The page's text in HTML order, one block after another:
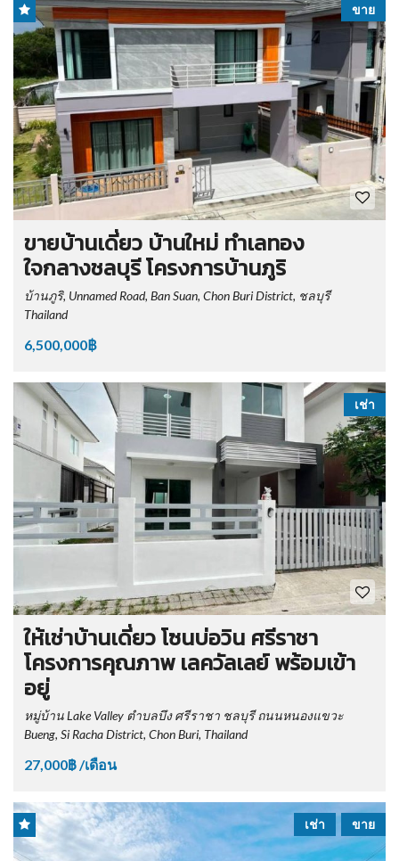
ขาย
ขายบ้านเดี่ยว บ้านใหม่ ทำเลทอง
ใจกลางชลบุรี โครงการบ้านภูริ
บ้านภูริ, Unnamed Road, Ban Suan, Chon Buri District, ชลบุรี
Thailand
6,500,000฿
เช่า
ให้เช่าบ้านเดี่ยว โซนบ่อวิน ศรีราชา
โครงการคุณภาพ เลควัลเลย์ พร้อมเข้า
อยู่
หมู่บ้าน Lake Valley ตำบลบึง ศรีราชา ชลบุรี ถนนหนองแขวะ
Bueng, Si Racha District, Chon Buri, Thailand
27,000฿ /เดือน
ขาย
เช่า